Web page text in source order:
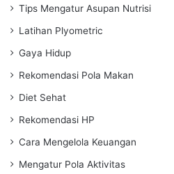
Tips Mengatur Asupan Nutrisi
Latihan Plyometric
Gaya Hidup
Rekomendasi Pola Makan
Diet Sehat
Rekomendasi HP
Cara Mengelola Keuangan
Mengatur Pola Aktivitas